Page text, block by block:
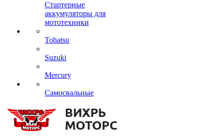
Стартерные
аккумуляторы для
мототехники
Tohatsu
Suzuki
Mercury
Самосвальные